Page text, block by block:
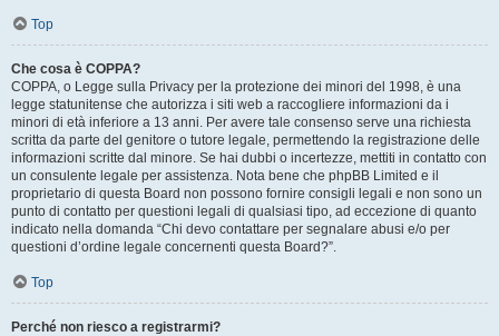
Top
Che cosa è COPPA?
COPPA, o Legge sulla Privacy per la protezione dei minori del 1998, è una
legge statunitense che autorizza i siti web a raccogliere informazioni da i
minori di età inferiore a 13 anni. Per avere tale consenso serve una richiesta
scritta da parte del genitore o tutore legale, permettendo la registrazione delle
informazioni scritte dal minore. Se hai dubbi o incertezze, mettiti in contatto con
un consulente legale per assistenza. Nota bene che phpBB Limited e il
proprietario di questa Board non possono fornire consigli legali e non sono un
punto di contatto per questioni legali di qualsiasi tipo, ad eccezione di quanto
indicato nella domanda “Chi devo contattare per segnalare abusi e/o per
questioni d’ordine legale concernenti questa Board?”.
Top
Perché non riesco a registrarmi?